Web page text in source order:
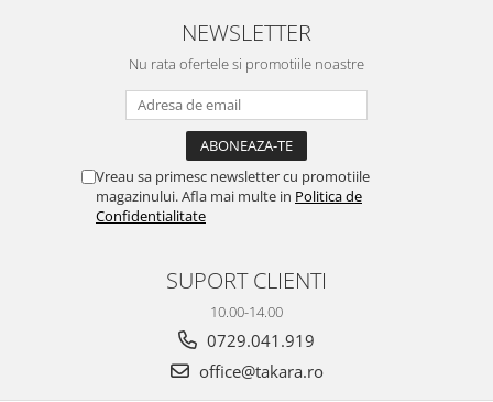
NEWSLETTER
Nu rata ofertele si promotiile noastre
Vreau sa primesc newsletter cu promotiile
magazinului. Afla mai multe in Politica de
Confidentialitate
SUPORT CLIENTI
10.00-14.00
0729.041.919
office@takara.ro